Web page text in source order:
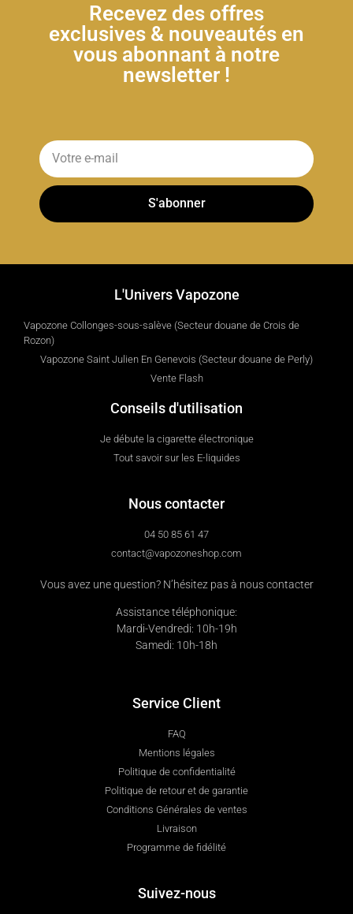
Recevez des offres
exclusives & nouveautés en
vous abonnant à notre
newsletter !
S'abonner
L'Univers Vapozone
Vapozone Collonges-sous-salève (Secteur douane de Crois de
Rozon)
Vapozone Saint Julien En Genevois (Secteur douane de Perly)
Vente Flash
Conseils d'utilisation
Je débute la cigarette électronique
Tout savoir sur les E-liquides
Nous contacter
04 50 85 61 47
contact@vapozoneshop.com
Vous avez une question? N’hésitez pas à nous contacter
Assistance téléphonique:
Mardi-Vendredi: 10h-19h
Samedi: 10h-18h
Service Client
FAQ
Mentions légales
Politique de confidentialité
Politique de retour et de garantie
Conditions Générales de ventes
Livraison
Programme de fidélité
Suivez-nous